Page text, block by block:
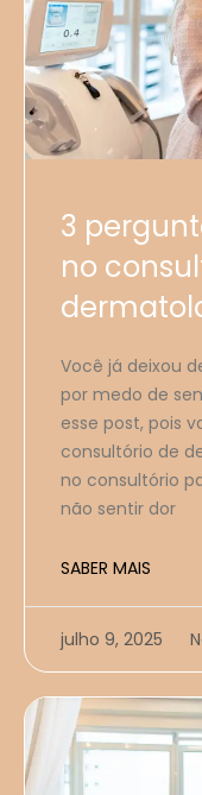
3
no
Você já deixou
por medo de
esse post, pois
consultório de
no consultório
não sentir dor
SABER MAIS
julho 9, 2025